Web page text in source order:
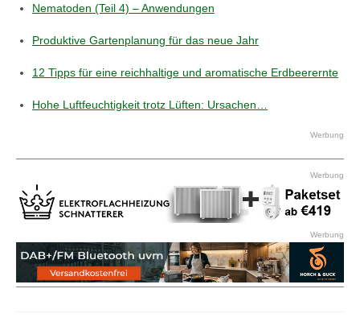
Nematoden (Teil 4) – Anwendungen
Produktive Gartenplanung für das neue Jahr
12 Tipps für eine reichhaltige und aromatische Erdbeerernte
Hohe Luftfeuchtigkeit trotz Lüften: Ursachen…
Werbung
Werbung
Werbung